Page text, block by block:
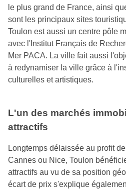
le plus grand de France, ainsi
sont les principaux sites
Toulon est aussi un centre pôle
avec l'Institut Français de
Mer PACA. La ville fait aussi
à redynamiser la ville grâce à
culturelles et artistiques.
L'un des marchés
attractifs
Longtemps délaissée au profit
Cannes ou Nice, Toulon
attractifs au vu de sa position
écart de prix s'explique